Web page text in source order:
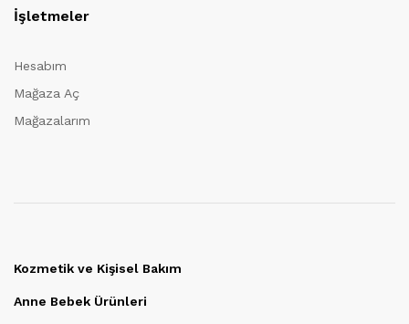
İşletmeler
Hesabım
Mağaza Aç
Mağazalarım
Kozmetik ve Kişisel Bakım
Anne Bebek Ürünleri